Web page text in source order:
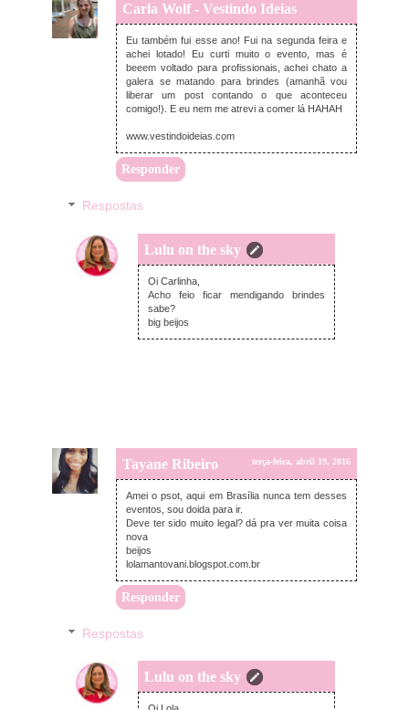
Carla Wolf - Vestindo Ideias
terça-feira, abril 19, 2016
Eu também fui esse ano! Fui na segunda feira e
achei lotado! Eu curti muito o evento, mas é
beeem voltado para profissionais, achei chato a
galera se matando para brindes (amanhã vou
liberar um post contando o que aconteceu
comigo!). E eu nem me atrevi a comer lá HAHAH
www.vestindoideias.com
Responder
Respostas
Lulu on the sky
terça-feira, abril 19, 2016
Oi Carlinha,
Acho feio ficar mendigando brindes
sabe?
big beijos
Tayane Ribeiro terça-feira, abril 19, 2016
Amei o psot, aqui em Brasília nunca tem desses
eventos, sou doida para ir.
Deve ter sido muito legal? dá pra ver muita coisa
nova
beijos
lolamantovani.blogspot.com.br
Responder
Respostas
Lulu on the sky
terça-feira, abril 19, 2016